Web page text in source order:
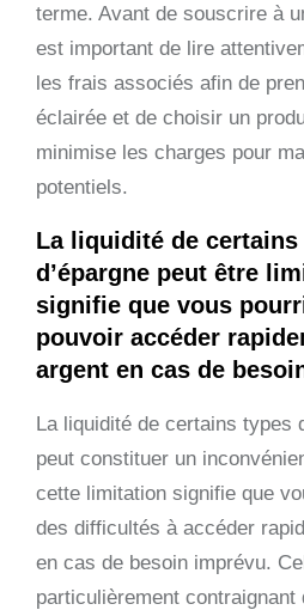
terme. Avant de souscrire à
est important de lire
les frais associés afin de
éclairée et de choisir un
minimise les charges pour
potentiels.
La liquidité de
d’épargne peut être
signifie que vous
pouvoir accéder
argent en cas de
La liquidité de certains types
peut constituer un
cette limitation signifie que
des difficultés à accéder
en cas de besoin imprévu.
particulièrement